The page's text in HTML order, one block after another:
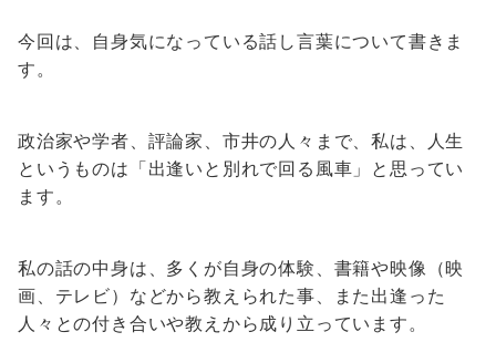
今回は、自身気になっている話し言葉について書きま
す。
政治家や学者、評論家、市井の人々まで、私は、人生
というものは「出逢いと別れで回る風車」と思ってい
ます。
私の話の中身は、多くが自身の体験、書籍や映像（映
画、テレビ）などから教えられた事、また出逢った
人々との付き合いや教えから成り立っています。